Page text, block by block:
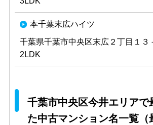
本千葉末広ハイツ
千葉県千葉市中央区末広２丁目１３
2LDK
千葉市中央区今井エリアで
た中古マンション名一覧（